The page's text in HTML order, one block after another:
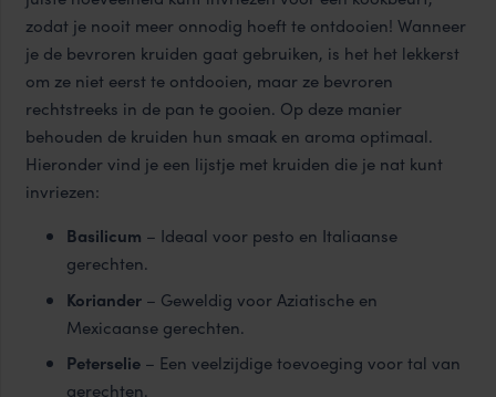
zodat je nooit meer onnodig hoeft te ontdooien! Wanneer
je de bevroren kruiden gaat gebruiken, is het het lekkerst
om ze niet eerst te ontdooien, maar ze bevroren
rechtstreeks in de pan te gooien. Op deze manier
behouden de kruiden hun smaak en aroma optimaal.
Hieronder vind je een lijstje met kruiden die je nat kunt
invriezen:
Basilicum – Ideaal voor pesto en Italiaanse
gerechten.
Koriander – Geweldig voor Aziatische en
Mexicaanse gerechten.
Peterselie – Een veelzijdige toevoeging voor tal van
gerechten.